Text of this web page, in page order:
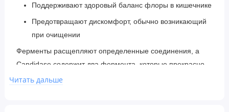
Поддерживают здоровый баланс флоры в кишечнике
Предотвращают дискомфорт, обычно возникающий
при очищении
Ферменты расщепляют определенные соединения, а
Candidase содержит два фермента, которые прекрасно
взаимодействуют с дрожжами: целлюлазу и протеазу. Это
Читать дальше